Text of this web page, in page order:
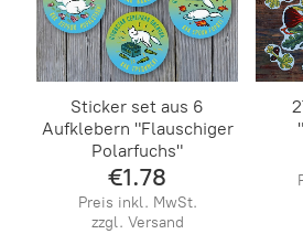
Sticker set aus 6
Aufklebern "Flauschiger
Polarfuchs"
€1.78
Preis inkl. MwSt.
zzgl. Versand